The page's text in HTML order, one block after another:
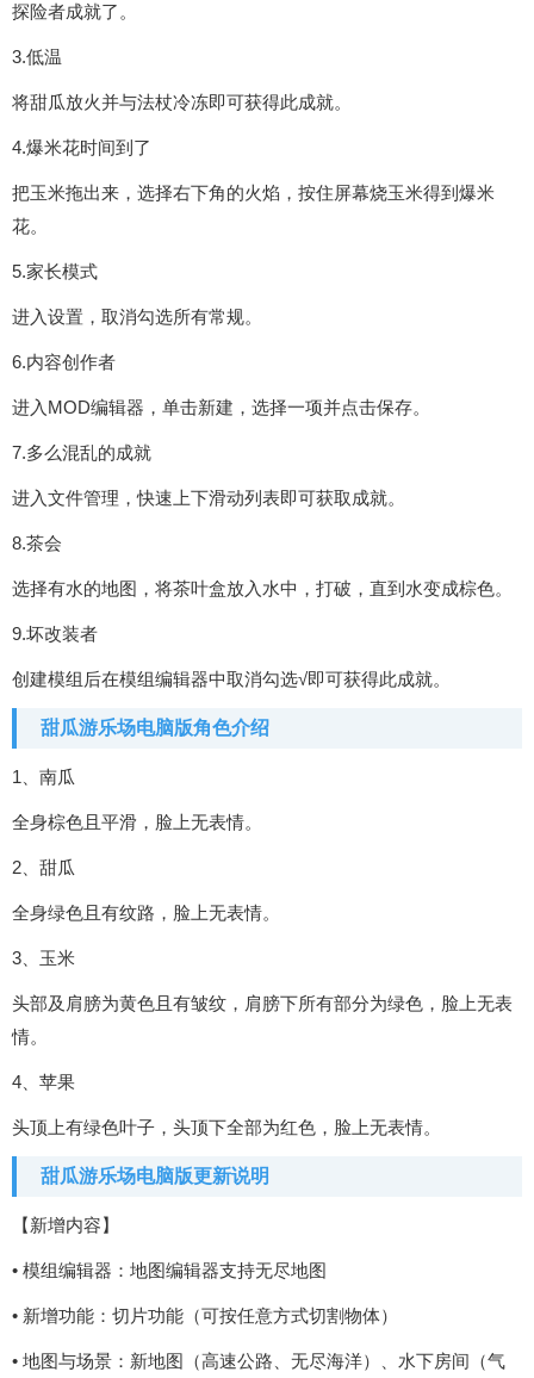
探险者成就了。
3.低温
将甜瓜放火并与法杖冷冻即可获得此成就。
4.爆米花时间到了
把玉米拖出来，选择右下角的火焰，按住屏幕烧玉米得到爆米
花。
5.家长模式
进入设置，取消勾选所有常规。
6.内容创作者
进入MOD编辑器，单击新建，选择一项并点击保存。
7.多么混乱的成就
进入文件管理，快速上下滑动列表即可获取成就。
8.茶会
选择有水的地图，将茶叶盒放入水中，打破，直到水变成棕色。
9.坏改装者
创建模组后在模组编辑器中取消勾选√即可获得此成就。
甜瓜游乐场电脑版角色介绍
1、南瓜
全身棕色且平滑，脸上无表情。
2、甜瓜
全身绿色且有纹路，脸上无表情。
3、玉米
头部及肩膀为黄色且有皱纹，肩膀下所有部分为绿色，脸上无表
情。
4、苹果
头顶上有绿色叶子，头顶下全部为红色，脸上无表情。
甜瓜游乐场电脑版更新说明
【新增内容】
• 模组编辑器：地图编辑器支持无尽地图
• 新增功能：切片功能（可按任意方式切割物体）
• 地图与场景：新地图（高速公路、无尽海洋）、水下房间（气